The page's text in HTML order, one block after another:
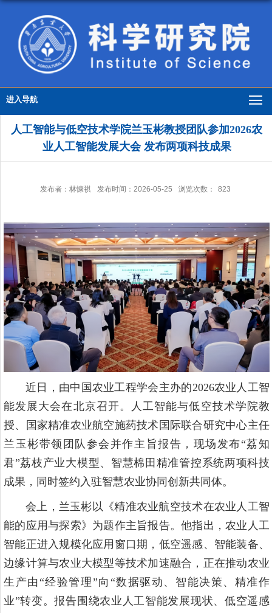
进入导航
人工智能与低空技术学院兰玉彬教授团队参加2026农
业人工智能发展大会 发布两项科技成果
发布者：林慷祺 发布时间：2026-05-25 浏览次数： 823
近日，由中国农业工程学会主办的2026农业人工智
能发展大会在北京召开。人工智能与低空技术学院教
授、国家精准农业航空施药技术国际联合研究中心主任
兰玉彬带领团队参会并作主旨报告，现场发布“荔知
君”荔枝产业大模型、智慧棉田精准管控系统两项科技
成果，同时签约入驻智慧农业协同创新共同体。
会上，兰玉彬以《精准农业航空技术在农业人工智
能的应用与探索》为题作主旨报告。他指出，农业人工
智能正进入规模化应用窗口期，低空遥感、智能装备、
边缘计算与农业大模型等技术加速融合，正在推动农业
生产由“经验管理”向“数据驱动、智能决策、精准作
业”转变。报告围绕农业人工智能发展现状、低空遥感